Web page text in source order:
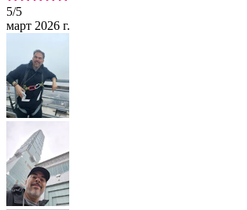
5/5
март 2026 г.